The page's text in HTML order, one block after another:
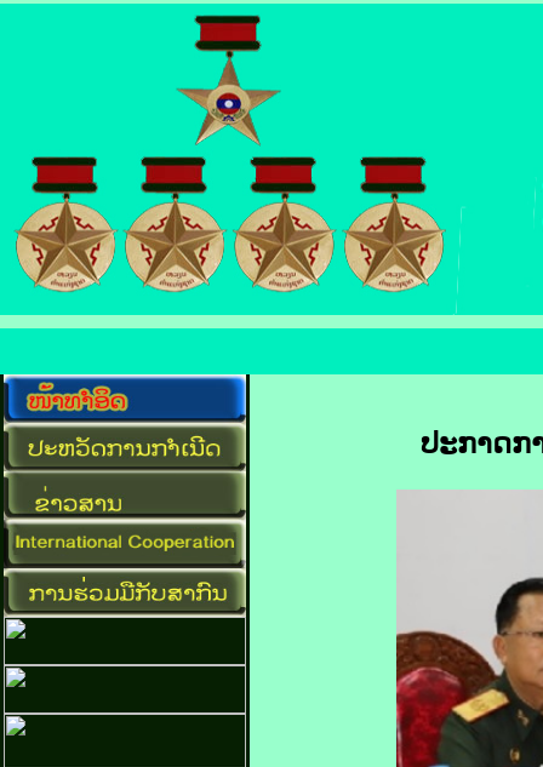
ປະກາດກ